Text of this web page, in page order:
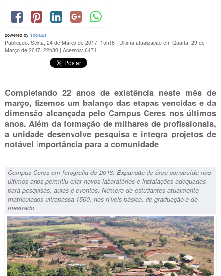
powered by social2s
Publicado: Sexta, 24 de Março de 2017, 15h16 | Última atualização em Quarta, 29 de
Março de 2017, 22h30 | Acessos: 6471
Completando 22 anos de existência neste mês de
março, fizemos um balanço das etapas vencidas e da
dimensão alcançada pelo Campus Ceres nos últimos
anos. Além da formação de milhares de profissionais,
a unidade desenvolve pesquisa e integra projetos de
notável importância para a comunidade
Campus Ceres em fotografia de 2016. Expansão de área construída nos
últimos anos permitiu criar novos laboratórios e instalações adequadas
para pesquisas, aulas e eventos. Número de estudantes atualmente
matriculados ultrapassa 1500, nos níveis básico, de graduação e de
mestrado.